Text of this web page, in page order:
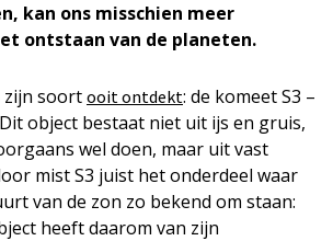
kan ons misschien meer
ontstaan van de planeten.
zijn soortooit ontdekt: de komeet S3 –
object bestaat niet uit ijs en gruis,
wel doen, maar uit vast
mist S3 juist het onderdeel waar
van de zon zo bekend om staan:
heeft daarom van zijn